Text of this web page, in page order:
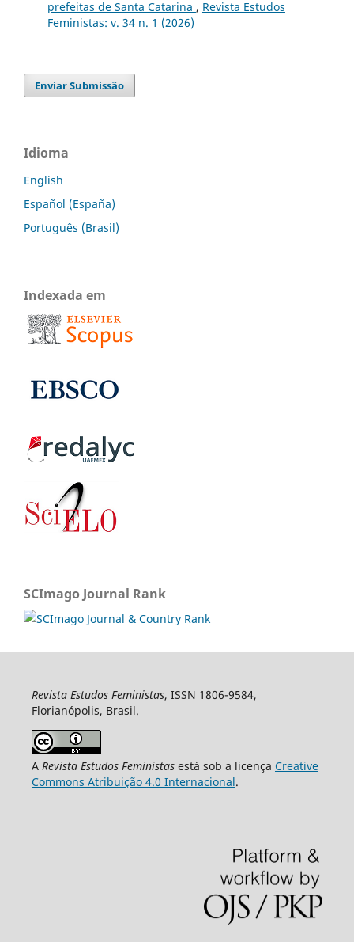
prefeitas de Santa Catarina , Revista Estudos
Feministas: v. 34 n. 1 (2026)
Enviar Submissão
Idioma
English
Español (España)
Português (Brasil)
Indexada em
SCImago Journal Rank
Revista Estudos Feministas, ISSN 1806-9584,
Florianópolis, Brasil.
A Revista Estudos Feministasestá sob a licença Creative
Commons Atribuição 4.0 Internacional.